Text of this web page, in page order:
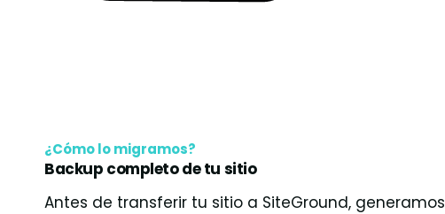
¿Cómo lo migramos?
Backup completo de tu sitio
Antes de transferir tu sitio a SiteGround, generamos